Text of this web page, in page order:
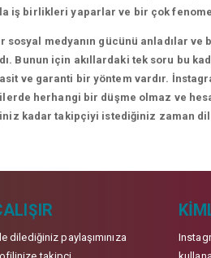
iş birlikleri yaparlar ve bir çok
sosyal medyanın gücünü anladılar
Bunun için akıllardaki tek soru bu
ve garanti bir yöntem vardır.
herhangi bir düşme olmaz ve
kadar takipçiyi istediğiniz zaman
dilediğiniz paylaşımınıza